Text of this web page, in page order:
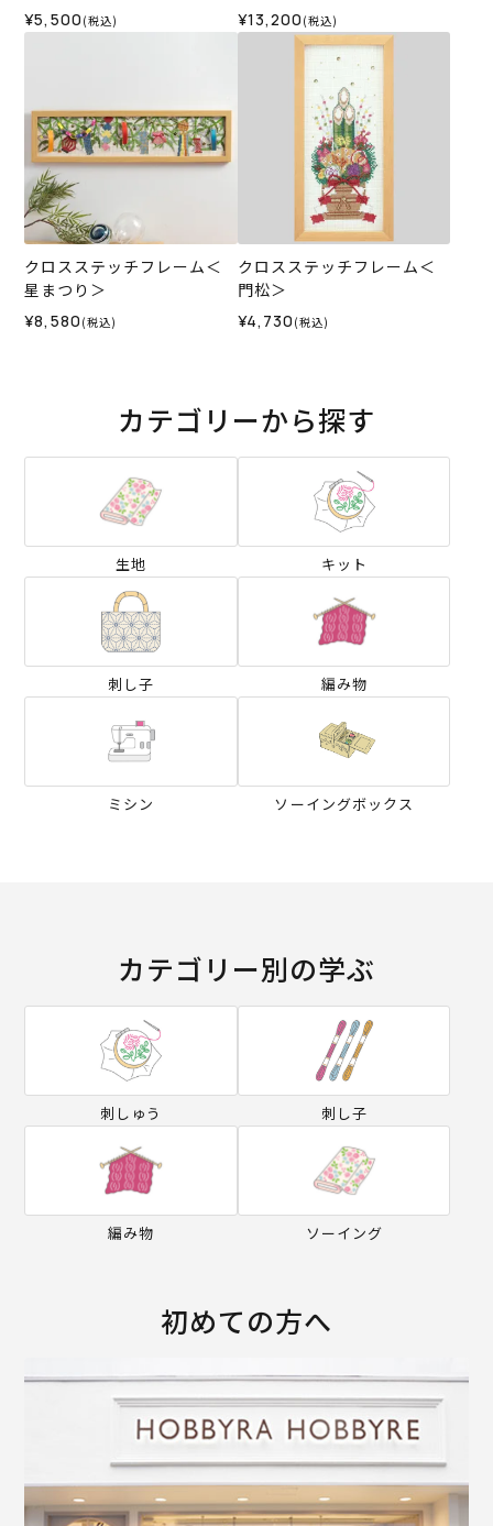
¥5,500 (税込) ¥13,200 (税込)
クロスステッチフレーム＜
星まつり＞
¥8,580 (税込)
クロスステッチフレーム＜
門松＞
¥4,730 (税込)
カテゴリーから探す
生地 キット
刺し子 編み物
ミシン ソーイングボックス
カテゴリー別の学ぶ
刺しゅう 刺し子
編み物 ソーイング
初めての方へ